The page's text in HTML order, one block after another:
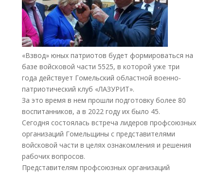
«Взвод» юных патриотов будет формироваться на
базе войсковой части 5525, в которой уже три
года действует Гомельский областной военно-
патриотический клуб «ЛАЗУРИТ».
За это время в нем прошли подготовку более 80
воспитанников, а в 2022 году их было 45.
Сегодня состоялась встреча лидеров профсоюзных
организаций Гомельщины с представителями
войсковой части в целях ознакомления и решения
рабочих вопросов.
Представителям профсоюзных организаций